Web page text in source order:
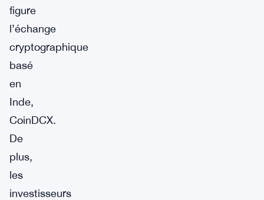
figure
l’échange
cryptographique
basé
en
Inde,
CoinDCX.
De
plus,
les
investisseurs